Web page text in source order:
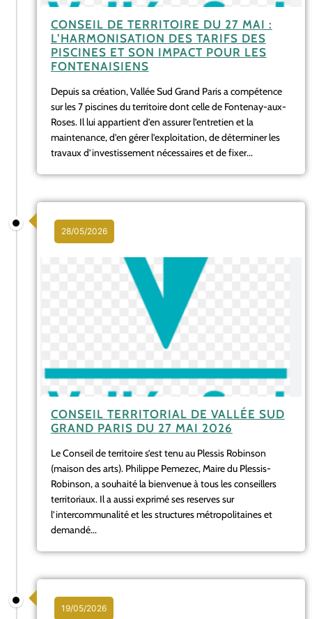
CONSEIL DE TERRITOIRE DU 27 MAI :
L’HARMONISATION DES TARIFS DES
PISCINES ET SON IMPACT POUR LES
FONTENAISIENS
Depuis sa création, Vallée Sud Grand Paris a compétence
sur les 7 piscines du territoire dont celle de Fontenay-aux-
Roses. Il lui appartient d’en assurer l’entretien et la
maintenance, d’en gérer l’exploitation, de déterminer les
travaux d’investissement nécessaires et de fixer...
28/05/2026
CONSEIL TERRITORIAL DE VALLÉE SUD
GRAND PARIS DU 27 MAI 2026
Le Conseil de territoire s’est tenu au Plessis Robinson
(maison des arts). Philippe Pemezec, Maire du Plessis-
Robinson, a souhaité la bienvenue à tous les conseillers
territoriaux. Il a aussi exprimé ses reserves sur
l’intercommunalité et les structures métropolitaines et
demandé...
19/05/2026